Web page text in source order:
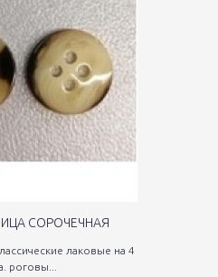
СОРОЧЕЧНАЯ
лаковые на 4
роговы...